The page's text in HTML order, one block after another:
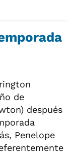
de
después
Penelope